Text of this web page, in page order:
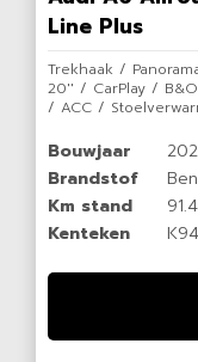
Line Plus
Trekhaak /
20'' / CarPlay /
/ ACC /
Bouwjaar
Brandstof
Km stand
Kenteken